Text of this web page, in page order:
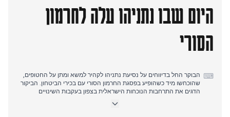
היום שבו נתניהו עלה לחרמון
הסורי
⌨ הבוקר החל בדיווחים על נסיעת נתניהו לקהיר למשא ומתן על החטופים,
שהוכחשו מיד כשהופיע בפסגת החרמון הסורי עם בכירי הביטחון. הביקור
הדגים את התרחבות הנוכחות הישראלית בצפון בעקבות השינויים